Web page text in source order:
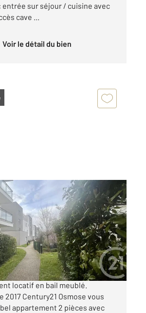
entrée sur séjour / cuisine avec
cave ...
Voir le détail du bien
F2 à vendre
€
ÉRAGNY-SUR-OISE
locatif en bail meublé.
2017 Century21 Osmose vous
appartement 2 pièces avec